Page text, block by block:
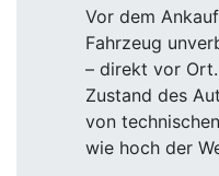
Vor dem
Fahrzeug
– direkt vor
Zustand des
von
wie hoch der